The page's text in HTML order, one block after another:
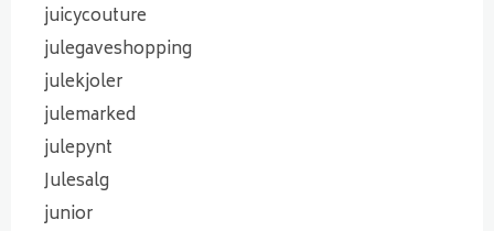
juicycouture
julegaveshopping
julekjoler
julemarked
julepynt
Julesalg
junior